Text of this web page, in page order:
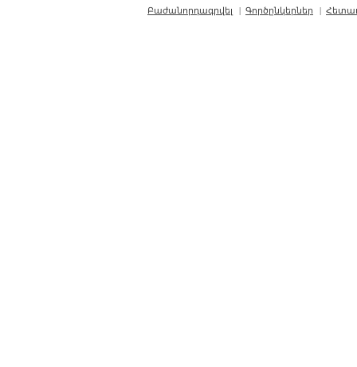
Բաժանորդագրվել | Գործընկերներ |